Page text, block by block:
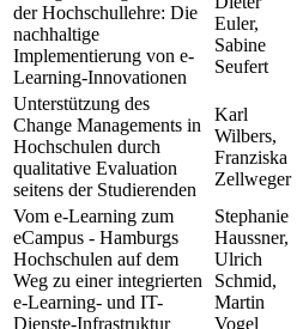
der Hochschullehre: Die
nachhaltige
Implementierung von e-
Learning-Innovationen
Euler,
Sabine
Seufert
Unterstützung des
Change Managements in
Hochschulen durch
qualitative Evaluation
seitens der Studierenden
Karl
Wilbers,
Franziska
Zellweger
Vom e-Learning zum
eCampus - Hamburgs
Hochschulen auf dem
Weg zu einer integrierten
e-Learning- und IT-
Dienste-Infrastruktur
Stephanie
Haussner,
Ulrich
Schmid,
Martin
Vogel